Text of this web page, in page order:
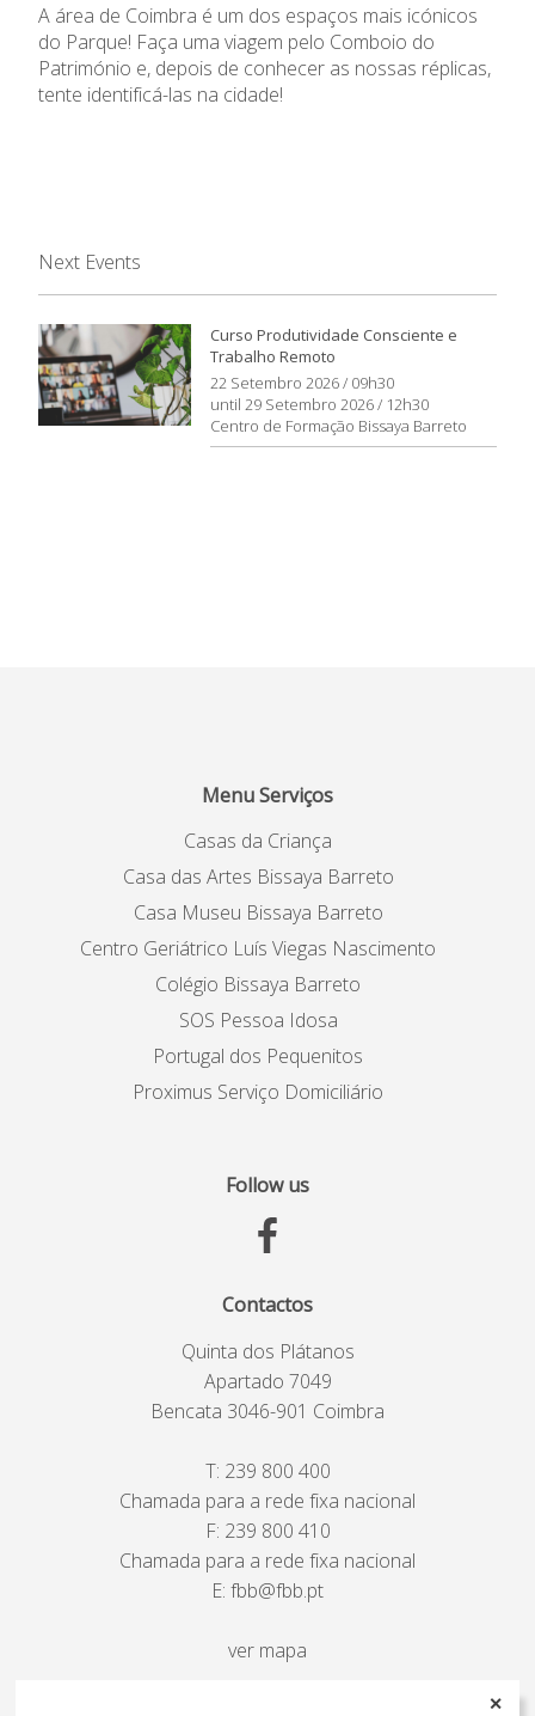
✕
A área de Coimbra é um dos espaços mais icónicos
do Parque! Faça uma viagem pelo Comboio do
Património e, depois de conhecer as nossas réplicas,
tente identificá-las na cidade!
Next Events
Curso Produtividade Consciente e
Trabalho Remoto
22 Setembro 2026 / 09h30
until 29 Setembro 2026 / 12h30
Centro de Formação Bissaya Barreto
Menu Serviços
Casas da Criança
Casa das Artes Bissaya Barreto
Casa Museu Bissaya Barreto
Centro Geriátrico Luís Viegas Nascimento
Colégio Bissaya Barreto
SOS Pessoa Idosa
Portugal dos Pequenitos
Proximus Serviço Domiciliário
Follow us
Contactos
Quinta dos Plátanos
Apartado 7049
Bencata 3046-901 Coimbra
T: 239 800 400
Chamada para a rede fixa nacional
F: 239 800 410
Chamada para a rede fixa nacional
E: fbb@fbb.pt
ver mapa